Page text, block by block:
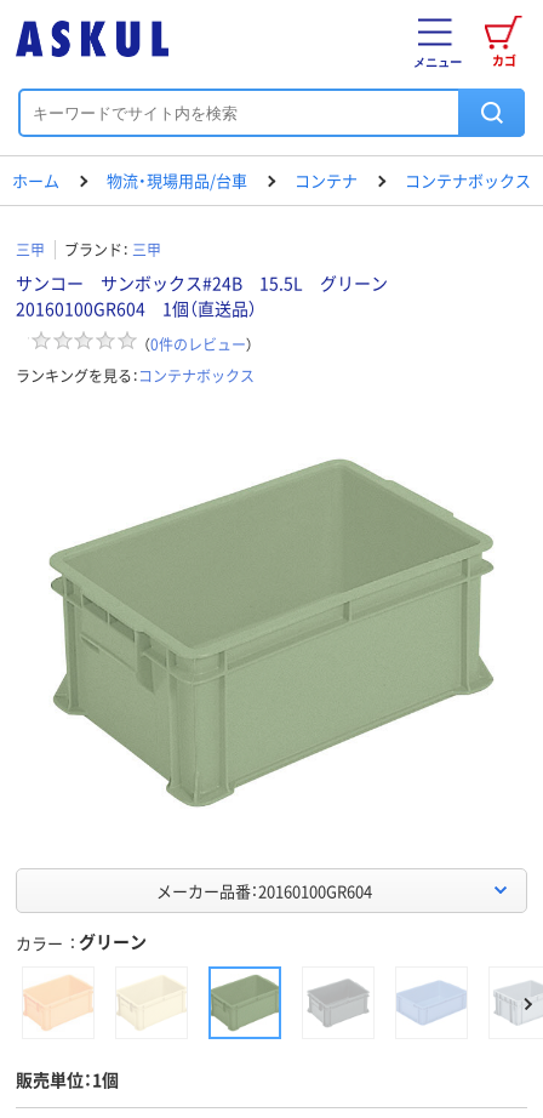
カゴ
メニュー
ホーム 物流・現場用品/台車 コンテナ コンテナボックス
三甲 ブランド： 三甲
サンコー サンボックス#24B 15.5L グリーン
20160100GR604 1個（直送品）
（0件のレビュー）
ランキングを見る：コンテナボックス
メーカー品番：20160100GR604
カラー グリーン
販売単位：1個